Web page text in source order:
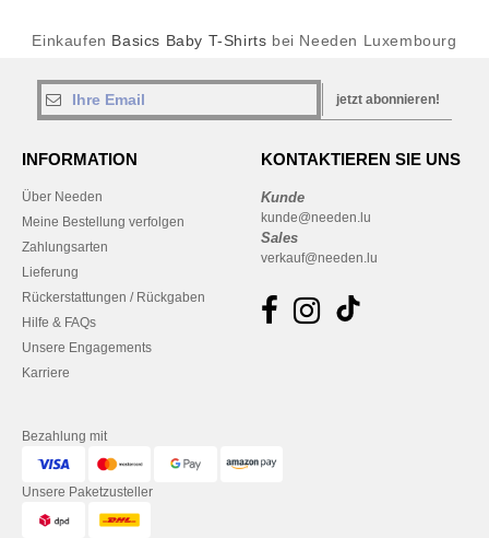
Einkaufen Basics Baby T-Shirts bei Needen Luxembourg
jetzt abonnieren!
INFORMATION
Über Needen
Meine Bestellung verfolgen
Zahlungsarten
Lieferung
Rückerstattungen / Rückgaben
Hilfe & FAQs
Unsere Engagements
Karriere
KONTAKTIEREN SIE UNS
Kunde
kunde@needen.lu
Sales
verkauf@needen.lu
Bezahlung mit
Unsere Paketzusteller